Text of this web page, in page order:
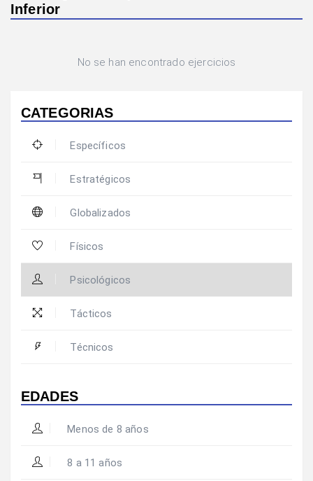
Inferior
No se han encontrado ejercicios
CATEGORIAS
Específicos
Estratégicos
Globalizados
Físicos
Psicológicos
Tácticos
Técnicos
EDADES
Menos de 8 años
8 a 11 años